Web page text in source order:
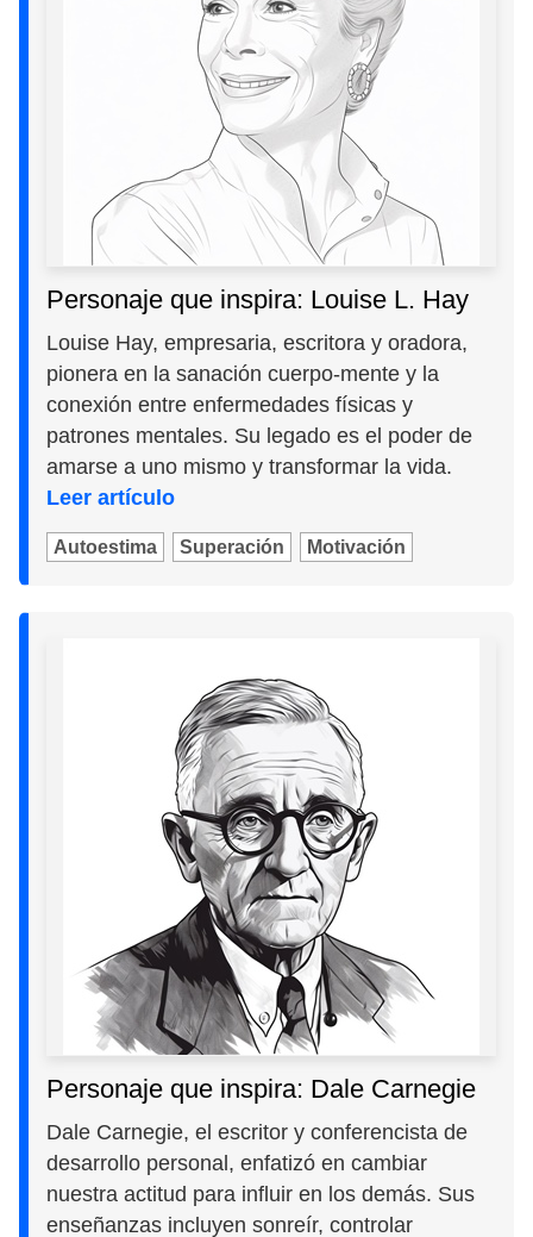
Personaje que inspira: Louise L. Hay
Louise Hay, empresaria, escritora y oradora,
pionera en la sanación cuerpo-mente y la
conexión entre enfermedades físicas y
patrones mentales. Su legado es el poder de
amarse a uno mismo y transformar la vida.
Leer artículo
Autoestima Superación Motivación
Personaje que inspira: Dale Carnegie
Dale Carnegie, el escritor y conferencista de
desarrollo personal, enfatizó en cambiar
nuestra actitud para influir en los demás. Sus
enseñanzas incluyen sonreír, controlar